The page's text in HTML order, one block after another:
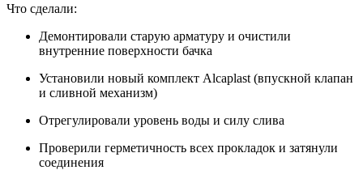
Что сделали:
Демонтировали старую арматуру и очистили
внутренние поверхности бачка
Установили новый комплект Alcaplast (впускной клапан
и сливной механизм)
Отрегулировали уровень воды и силу слива
Проверили герметичность всех прокладок и затянули
соединения